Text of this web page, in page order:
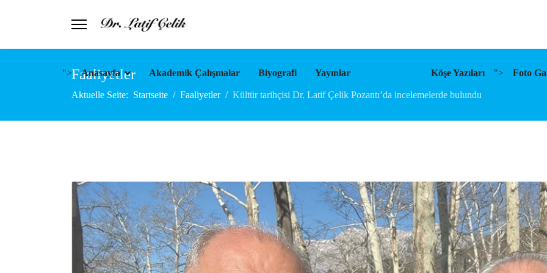
"> Anasayfa Akademik Çalışmalar Biyografi Yayınlar Köşe Yazıları "> Foto
Faaliyetler
Aktuelle Seite: Startseite Faaliyetler Kültür tarihçisi Dr. Latif Çelik Pozantı’da incelemelerde bulundu